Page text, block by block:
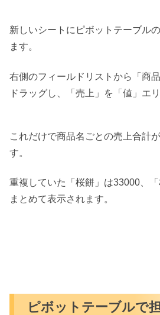
新しいシートにピボットテーブル
ます。
右側のフィールドリストから「商
ドラッグし、「売上」を「値」エ
これだけで商品名ごとの売上合計
す。
重複していた「桜餅」は33000、
まとめて表示されます。
ピボットテーブルで